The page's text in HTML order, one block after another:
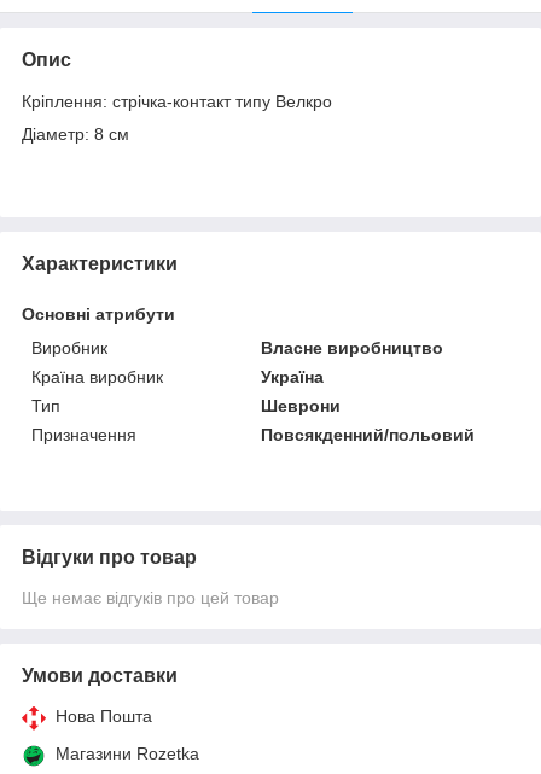
Опис
Кріплення: стрічка-контакт типу Велкро
Діаметр: 8 см
Характеристики
Основні атрибути
Виробник
Власне виробництво
Країна виробник
Україна
Тип
Шеврони
Призначення
Повсякденний/польовий
Відгуки про товар
Ще немає відгуків про цей товар
Умови доставки
Нова Пошта
Магазини Rozetka